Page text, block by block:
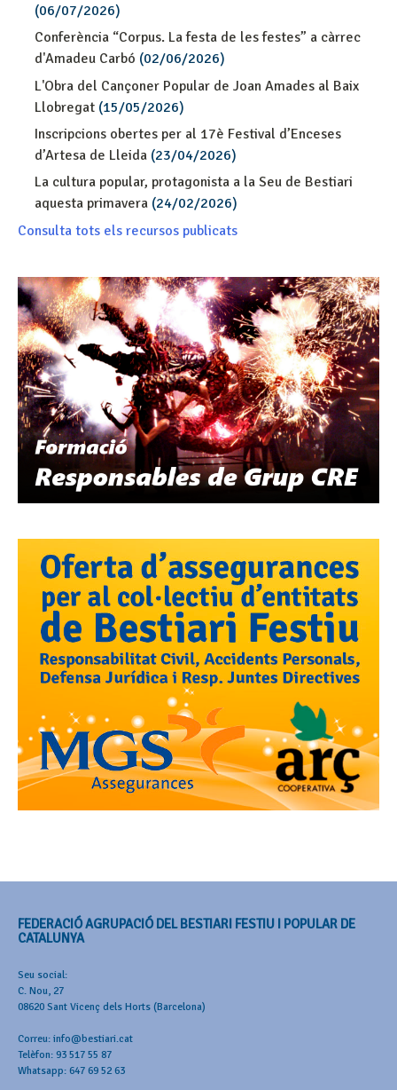
(06/07/2026)
Conferència “Corpus. La festa de les festes” a càrrec
d'Amadeu Carbó (02/06/2026)
L'Obra del Cançoner Popular de Joan Amades al Baix
Llobregat (15/05/2026)
Inscripcions obertes per al 17è Festival d’Enceses
d’Artesa de Lleida (23/04/2026)
La cultura popular, protagonista a la Seu de Bestiari
aquesta primavera (24/02/2026)
Consulta tots els recursos publicats
FEDERACIÓ AGRUPACIÓ DEL BESTIARI FESTIU I POPULAR DE
CATALUNYA
Seu social:
C. Nou, 27
08620 Sant Vicenç dels Horts (Barcelona)
Correu: info@bestiari.cat
Telèfon: 93 517 55 87
Whatsapp: 647 69 52 63